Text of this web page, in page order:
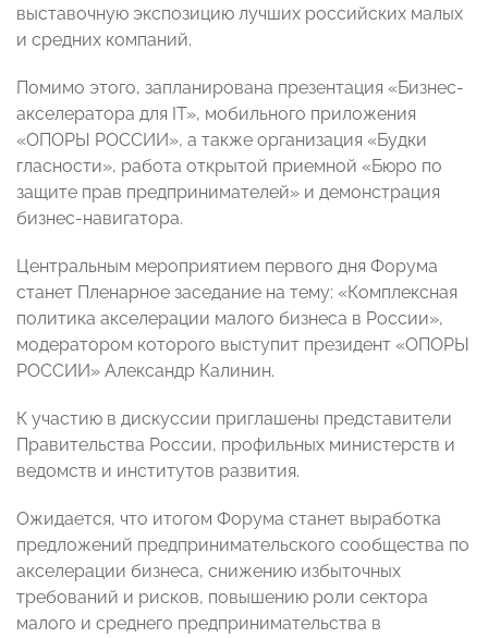
выставочную экспозицию лучших российских малых
и средних компаний.
Помимо этого, запланирована презентация «Бизнес-
акселератора для IT», мобильного приложения
«ОПОРЫ РОССИИ», а также организация «Будки
гласности», работа открытой приемной «Бюро по
защите прав предпринимателей» и демонстрация
бизнес-навигатора.
Центральным мероприятием первого дня Форума
станет Пленарное заседание на тему: «Комплексная
политика акселерации малого бизнеса в России»,
модератором которого выступит президент «ОПОРЫ
РОССИИ» Александр Калинин.
К участию в дискуссии приглашены представители
Правительства России, профильных министерств и
ведомств и институтов развития.
Ожидается, что итогом Форума станет выработка
предложений предпринимательского сообщества по
акселерации бизнеса, снижению избыточных
требований и рисков, повышению роли сектора
малого и среднего предпринимательства в